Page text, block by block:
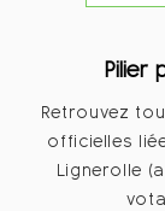
Pilier
Retrouvez
officielles
Lignerolle